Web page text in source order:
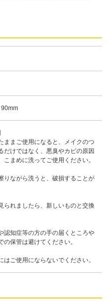
ままご使用になると、メイクのつ
だけではなく、悪臭やカビの原因
こまめに洗ってご使用ください。
りながら洗うと、破損することが
られましたら、新しいものと交換
認知症等の方の手の届くところや
の保管は避けてください。
はご使用にならないでください。